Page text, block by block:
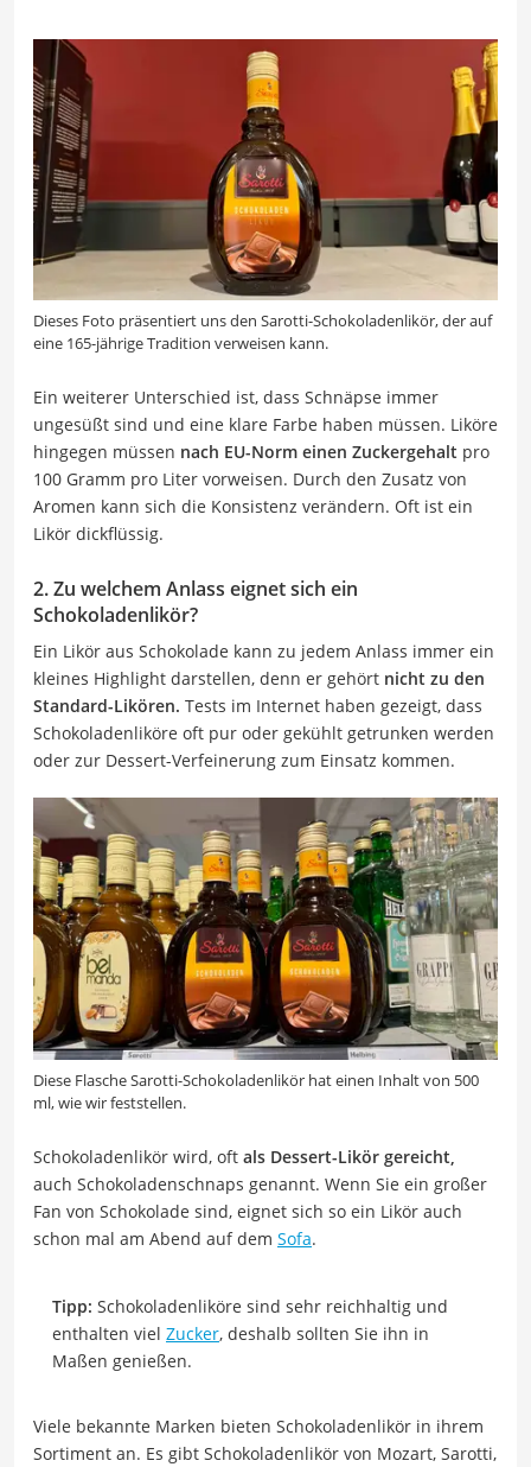
Dieses Foto präsentiert uns den Sarotti-Schokoladenlikör, der auf
eine 165-jährige Tradition verweisen kann.
Ein weiterer Unterschied ist, dass Schnäpse immer
ungesüßt sind und eine klare Farbe haben müssen. Liköre
hingegen müssen nach EU-Norm einen Zuckergehalt pro
100 Gramm pro Liter vorweisen. Durch den Zusatz von
Aromen kann sich die Konsistenz verändern. Oft ist ein
Likör dickflüssig.
2. Zu welchem Anlass eignet sich ein
Schokoladenlikör?
Ein Likör aus Schokolade kann zu jedem Anlass immer ein
kleines Highlight darstellen, denn er gehört nicht zu den
Standard-Likören. Tests im Internet haben gezeigt, dass
Schokoladenliköre oft pur oder gekühlt getrunken werden
oder zur Dessert-Verfeinerung zum Einsatz kommen.
Diese Flasche Sarotti-Schokoladenlikör hat einen Inhalt von 500
ml, wie wir feststellen.
Schokoladenlikör wird, oft als Dessert-Likör gereicht,
auch Schokoladenschnaps genannt. Wenn Sie ein großer
Fan von Schokolade sind, eignet sich so ein Likör auch
schon mal am Abend auf dem Sofa.
Tipp: Schokoladenliköre sind sehr reichhaltig und
enthalten viel Zucker, deshalb sollten Sie ihn in
Maßen genießen.
Viele bekannte Marken bieten Schokoladenlikör in ihrem
Sortiment an. Es gibt Schokoladenlikör von Mozart, Sarotti,